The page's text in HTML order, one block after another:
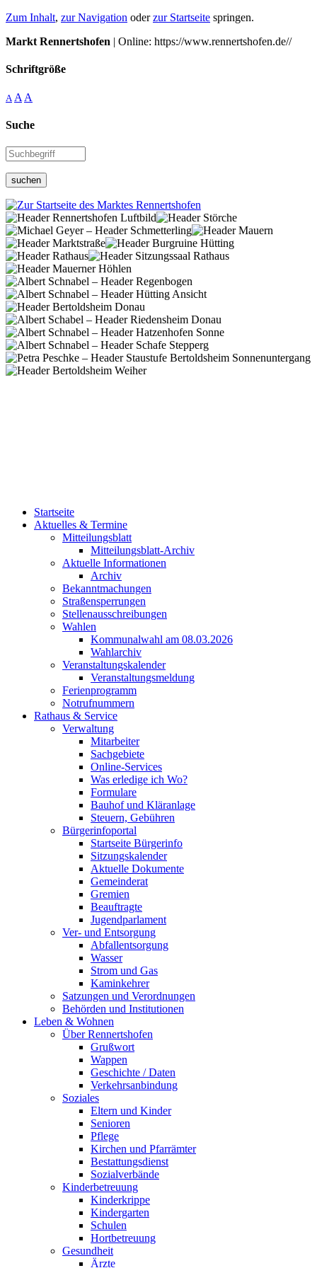
Zum Inhalt, zur Navigation oderzur Startseite springen.
Markt Rennertshofen | Online: https://www.rennertshofen.de//
Schriftgröße
A A A
Suche
suchen
Startseite
Aktuelles & Termine
Mitteilungsblatt
Mitteilungsblatt-Archiv
Aktuelle Informationen
Archiv
Bekanntmachungen
Straßensperrungen
Stellenausschreibungen
Wahlen
Kommunalwahl am 08.03.2026
Wahlarchiv
Veranstaltungskalender
Veranstaltungsmeldung
Ferienprogramm
Notrufnummern
Rathaus & Service
Verwaltung
Mitarbeiter
Sachgebiete
Online-Services
Was erledige ich Wo?
Formulare
Bauhof und Kläranlage
Steuern, Gebühren
Bürgerinfoportal
Startseite Bürgerinfo
Sitzungskalender
Aktuelle Dokumente
Gemeinderat
Gremien
Beauftragte
Jugendparlament
Ver- und Entsorgung
Abfallentsorgung
Wasser
Strom und Gas
Kaminkehrer
Satzungen und Verordnungen
Behörden und Institutionen
Leben & Wohnen
Über Rennertshofen
Grußwort
Wappen
Geschichte / Daten
Verkehrsanbindung
Soziales
Eltern und Kinder
Senioren
Pflege
Kirchen und Pfarrämter
Bestattungsdienst
Sozialverbände
Kinderbetreuung
Kinderkrippe
Kindergarten
Schulen
Hortbetreuung
Gesundheit
Ärzte